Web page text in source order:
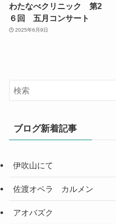
わたなべクリニック 第2
６回 五月コンサート
2025年6月9日
ブログ新着記事
伊吹山にて
佐渡オペラ カルメン
アオバズク